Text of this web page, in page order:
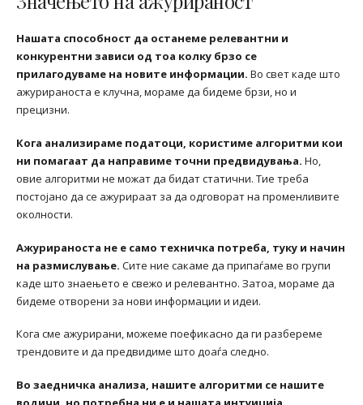
Нашата способност да останеме релевантни и
конкурентни зависи од тоа колку брзо се
прилагодуваме на новите информации. Во свет каде што
ажурираноста е клучна, мораме да бидеме брзи, но и
прецизни.
Кога анализираме податоци, користиме алгоритми кои
ни помагаат да направиме точни предвидувања. Но,
овие алгоритми не можат да бидат статични. Тие треба
постојано да се ажурираат за да одговорат на променливите
околности.
Ажурираноста не е само техничка потреба, туку и начин
на размислување. Сите ние сакаме да припаѓаме во групи
каде што знаењето е свежо и релевантно. Затоа, мораме да
бидеме отворени за нови информации и идеи.
Кога сме ажурирани, можеме поефикасно да ги разбереме
трендовите и да предвидиме што доаѓа следно.
Во заедничка анализа, нашите алгоритми се нашите